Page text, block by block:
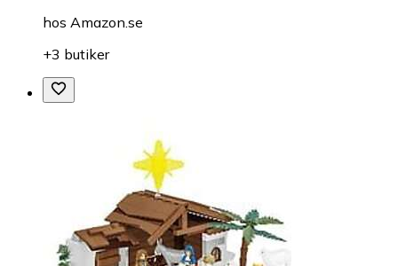
hos Amazon.se
+3 butiker